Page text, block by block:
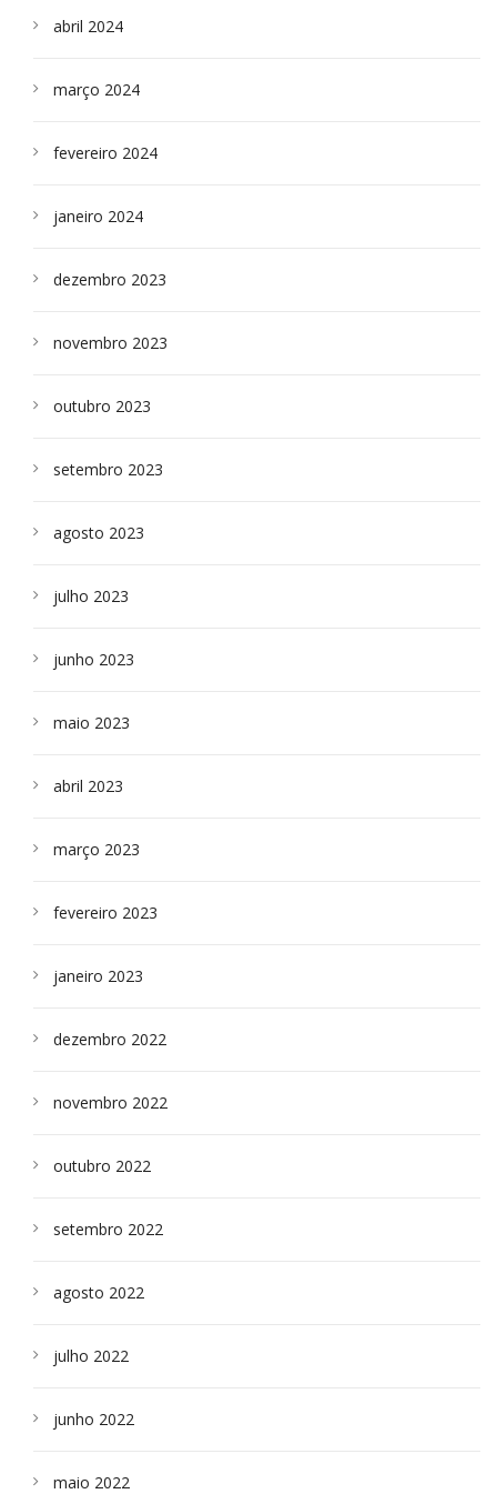
abril 2024
março 2024
fevereiro 2024
janeiro 2024
dezembro 2023
novembro 2023
outubro 2023
setembro 2023
agosto 2023
julho 2023
junho 2023
maio 2023
abril 2023
março 2023
fevereiro 2023
janeiro 2023
dezembro 2022
novembro 2022
outubro 2022
setembro 2022
agosto 2022
julho 2022
junho 2022
maio 2022